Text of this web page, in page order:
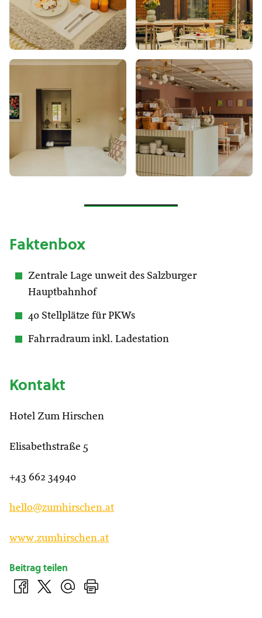
Faktenbox
Zentrale Lage unweit des Salzburger
Hauptbahnhof
40 Stellplätze für PKWs
Fahrradraum inkl. Ladestation
Kontakt
Hotel Zum Hirschen
Elisabethstraße 5
+43 662 34940
hello@zumhirschen.at
www.zumhirschen.at
Beitrag teilen